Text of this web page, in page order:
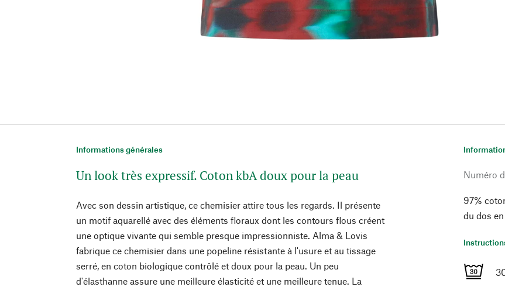
Informations générales
Un look très expressif. Coton kbA doux pour la peau
Avec son dessin artistique, ce chemisier attire tous les regards. Il présente
un motif aquarellé avec des éléments floraux dont les contours flous créent
une optique vivante qui semble presque impressionniste. Alma & Lovis
fabrique ce chemisier dans une popeline résistante à l'usure et au tissage
serré, en coton biologique contrôlé et doux pour la peau. Un peu
d'élasthanne assure une meilleure élasticité et une meilleure tenue. La
Numéro
97%
du dos